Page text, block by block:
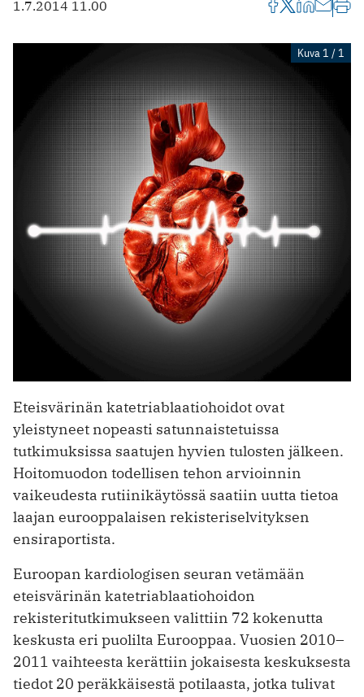
1.7.2014 11.00
Kuva 1 / 1
Eteisvärinän katetriablaatiohoidot ovat
yleistyneet nopeasti satunnaistetuissa
tutkimuksissa saatujen hyvien tulosten jälkeen.
Hoitomuodon todellisen tehon arvioinnin
vaikeudesta rutiinikäytössä saatiin uutta tietoa
laajan eurooppalaisen rekisteriselvityksen
ensiraportista.
Euroopan kardiologisen seuran vetämään
eteisvärinän katetriablaatiohoidon
rekisteritutkimukseen valittiin 72 kokenutta
keskusta eri puolilta Eurooppaa. Vuosien 2010–
2011 vaihteesta kerättiin jokaisesta keskuksesta
tiedot 20 peräkkäisestä potilaasta, jotka tulivat